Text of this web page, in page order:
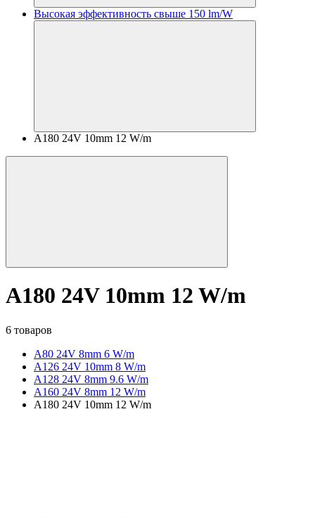
Высокая эффективность свыше 150 lm/W
A180 24V 10mm 12 W/m
A180 24V 10mm 12 W/m
6 товаров
A80 24V 8mm 6 W/m
A126 24V 10mm 8 W/m
A128 24V 8mm 9.6 W/m
A160 24V 8mm 12 W/m
A180 24V 10mm 12 W/m